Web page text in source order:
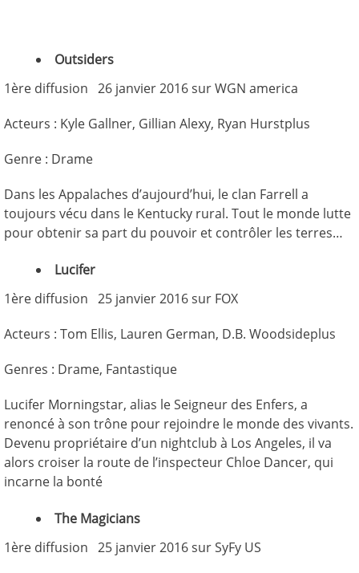
Outsiders
1ère diffusion 26 janvier 2016 sur WGN america
Acteurs : Kyle Gallner, Gillian Alexy, Ryan Hurstplus
Genre : Drame
Dans les Appalaches d’aujourd’hui, le clan Farrell a
toujours vécu dans le Kentucky rural. Tout le monde lutte
pour obtenir sa part du pouvoir et contrôler les terres…
Lucifer
1ère diffusion 25 janvier 2016 sur FOX
Acteurs : Tom Ellis, Lauren German, D.B. Woodsideplus
Genres : Drame, Fantastique
Lucifer Morningstar, alias le Seigneur des Enfers, a
renoncé à son trône pour rejoindre le monde des vivants.
Devenu propriétaire d’un nightclub à Los Angeles, il va
alors croiser la route de l’inspecteur Chloe Dancer, qui
incarne la bonté
The Magicians
1ère diffusion 25 janvier 2016 sur SyFy US